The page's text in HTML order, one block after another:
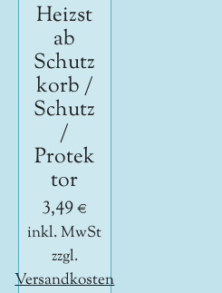
Heizst
ab
Schutz
korb /
Schutz
/
Protek
tor
3,49 €
inkl. MwSt
zzgl.
Versandkosten